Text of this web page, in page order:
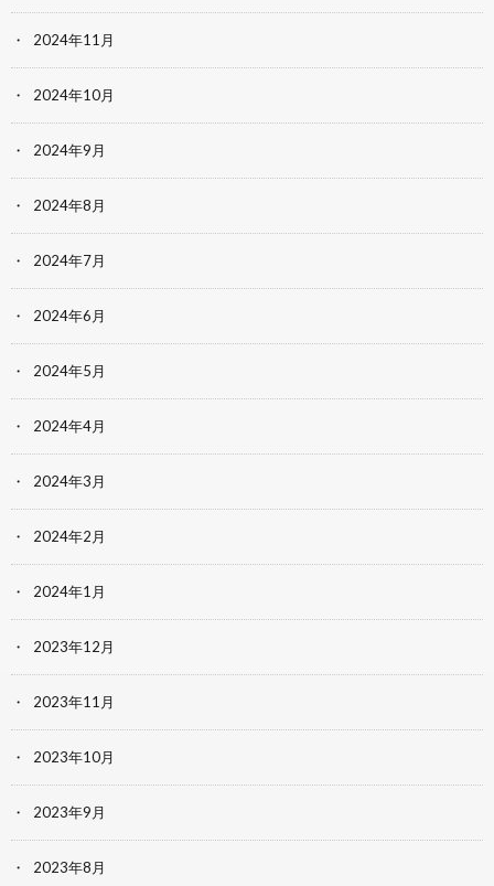
2024年11月
2024年10月
2024年9月
2024年8月
2024年7月
2024年6月
2024年5月
2024年4月
2024年3月
2024年2月
2024年1月
2023年12月
2023年11月
2023年10月
2023年9月
2023年8月